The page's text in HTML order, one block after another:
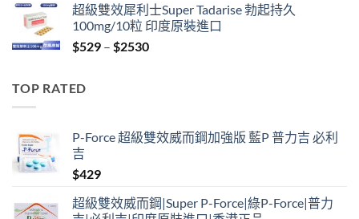
$829
through
$2129
超級雙效犀利士Super Tadarise 勃起持久
100mg/10粒 印度原裝進口
$529 – $2530Price
TOP RATED
P-Force 超級雙效威而鋼加強版 藍P 普力吉 必利
吉
$429
超級雙效威而鋼|Super P-Force|綠P-Force|普力